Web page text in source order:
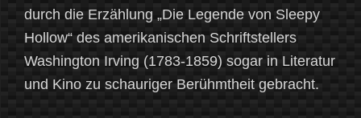
durch die Erzählung „Die Legende von Sleepy
Hollow“ des amerikanischen Schriftstellers
Washington Irving (1783-1859) sogar in Literatur
und Kino zu schauriger Berühmtheit gebracht.